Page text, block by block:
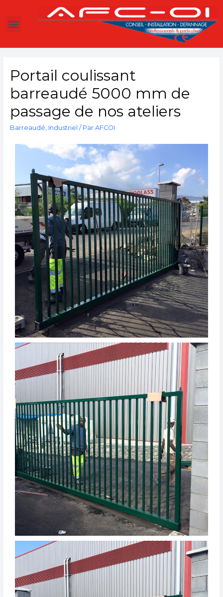
Portail coulissant
barreaudé 5000 mm de
passage de nos ateliers
Barreaudé, Industriel / Par AFCOI